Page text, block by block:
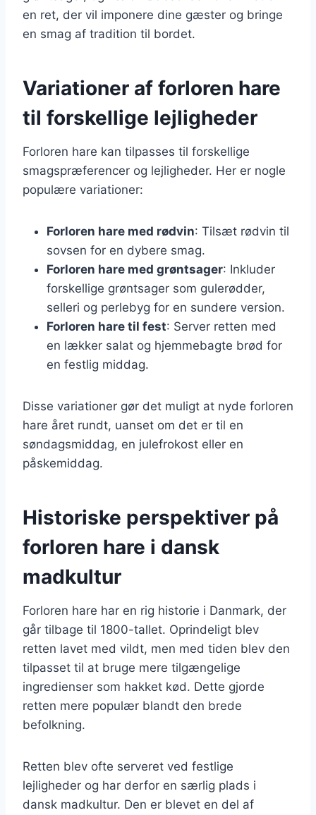
en ret, der vil imponere dine gæster og bringe
en smag af tradition til bordet.
Variationer af forloren hare
til forskellige lejligheder
Forloren hare kan tilpasses til forskellige
smagspræferencer og lejligheder. Her er nogle
populære variationer:
Forloren hare med rødvin: Tilsæt rødvin til
sovsen for en dybere smag.
Forloren hare med grøntsager: Inkluder
forskellige grøntsager som gulerødder,
selleri og perlebyg for en sundere version.
Forloren hare til fest: Server retten med
en lækker salat og hjemmebagte brød for
en festlig middag.
Disse variationer gør det muligt at nyde forloren
hare året rundt, uanset om det er til en
søndagsmiddag, en julefrokost eller en
påskemiddag.
Historiske perspektiver på
forloren hare i dansk
madkultur
Forloren hare har en rig historie i Danmark, der
går tilbage til 1800-tallet. Oprindeligt blev
retten lavet med vildt, men med tiden blev den
tilpasset til at bruge mere tilgængelige
ingredienser som hakket kød. Dette gjorde
retten mere populær blandt den brede
befolkning.
Retten blev ofte serveret ved festlige
lejligheder og har derfor en særlig plads i
dansk madkultur. Den er blevet en del af